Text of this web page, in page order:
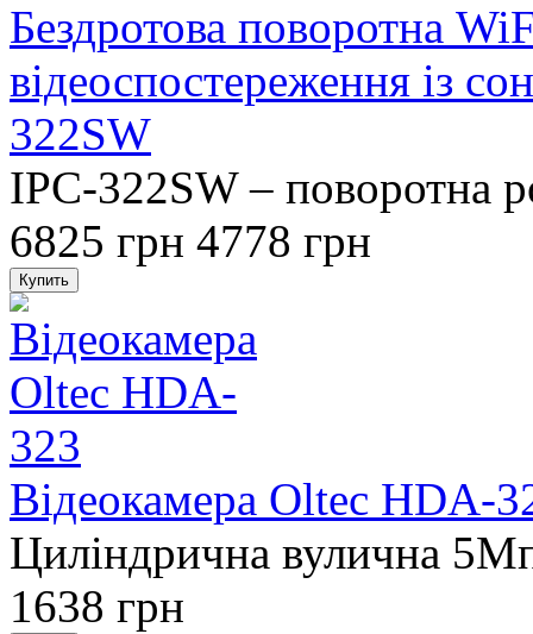
Бездротова поворотна
відеоспостереження із
322SW
IPC-322SW – поворотна
6825 грн 4778 грн
Відеокамера Oltec HDA-
Циліндрична вулична
1638 грн